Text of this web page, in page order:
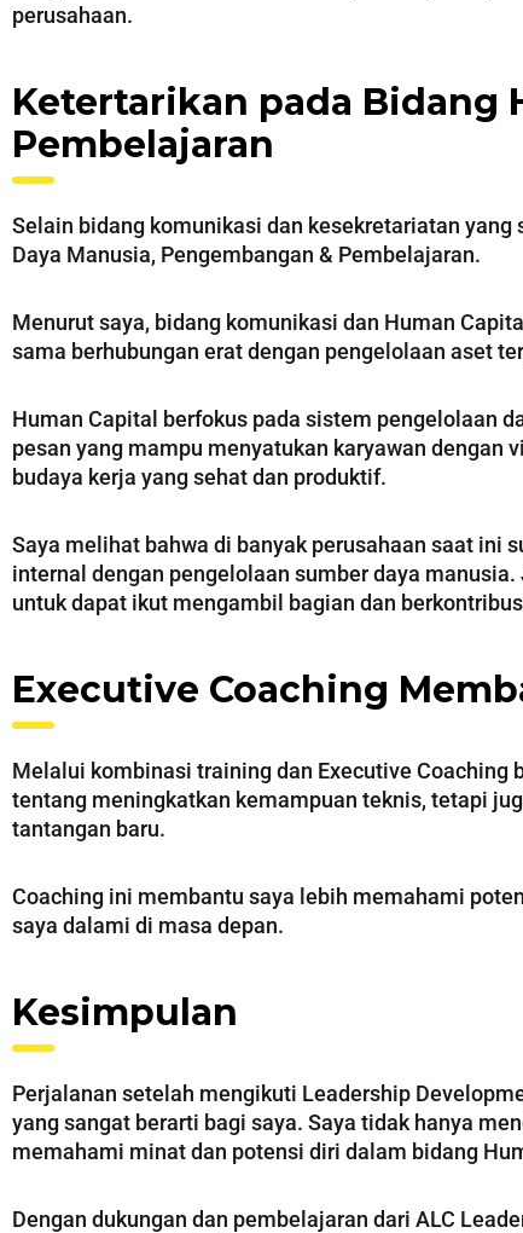
perusahaan.
Ketertarikan pada Bidang
Pembelajaran
Selain bidang komunikasi dan kesekretariatan
Daya Manusia, Pengembangan & Pembelajaran.
Menurut saya, bidang komunikasi dan Human
sama berhubungan erat dengan pengelolaan aset
Human Capital berfokus pada sistem pengelolaan
pesan yang mampu menyatukan karyawan dengan
budaya kerja yang sehat dan produktif.
Saya melihat bahwa di banyak perusahaan saat ini
internal dengan pengelolaan sumber daya
untuk dapat ikut mengambil bagian dan
Executive Coaching
Melalui kombinasi training dan Executive Coaching
tentang meningkatkan kemampuan teknis, tetapi
tantangan baru.
Coaching ini membantu saya lebih memahami
saya dalami di masa depan.
Kesimpulan
Perjalanan setelah mengikuti Leadership
yang sangat berarti bagi saya. Saya tidak hanya
memahami minat dan potensi diri dalam bidang
Dengan dukungan dan pembelajaran dari ALC